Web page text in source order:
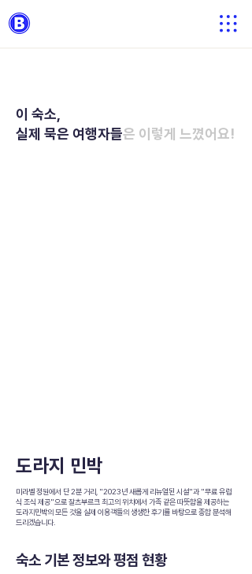
이 숙소,
실제 묵은 여행자들은 이렇게 느꼈어요!
도라지 민박
미라벨 정원에서 단 2분 거리, "2023년 새롭게 리뉴얼된 시설"과 "무료 유럽
식 조식 제공"으로 잘츠부르크 최고의 위치에서 가족 같은 따뜻함을 제공하는
도라지민박의 모든 것을 실제 이용객들의 생생한 후기를 바탕으로 종합 분석해
드리겠습니다.
숙소 기본 정보와 평점 현황